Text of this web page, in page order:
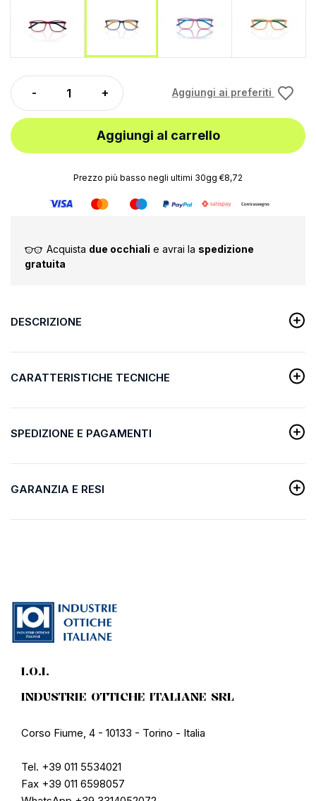
Aggiungi ai preferiti
Aggiungi al carrello
Prezzo più basso negli ultimi 30gg €8,72
Acquista due occhiali e avrai la spedizione
gratuita
DESCRIZIONE
CARATTERISTICHE TECNICHE
SPEDIZIONE E PAGAMENTI
GARANZIA E RESI
I.O.I.
INDUSTRIE OTTICHE ITALIANE SRL
Corso Fiume, 4 - 10133 - Torino - Italia
Tel. +39 011 5534021
Fax +39 011 6598057